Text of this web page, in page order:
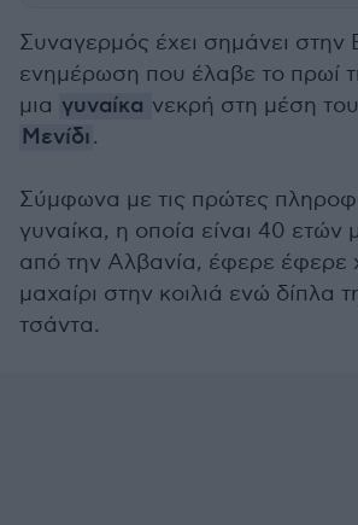
Συναγερμός έχει σημάνει
ενημέρωση που έλαβε το πρωί
μια γυναίκα νεκρή στη μέση
Μενίδι.
Σύμφωνα με τις πρώτες
γυναίκα, η οποία είναι 40 ετών
από την Αλβανία, έφερε έφερε
μαχαίρι στην κοιλιά ενώ δίπλα
τσάντα.